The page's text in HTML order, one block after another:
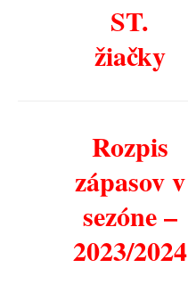
ST.
žiačky
Rozpis
zápasov v
sezóne –
2023/2024